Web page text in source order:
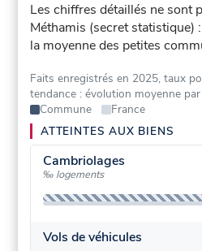
Les chiffres détaillés ne sont
Méthamis (secret statistique)
la moyenne des petites
Faits enregistrés en 2025, taux
tendance : évolution moyenne
Commune
France
ATTEINTES AUX BIENS
Cambriolages
‰ logements
Vols de véhicules